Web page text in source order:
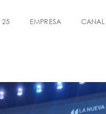
25 EMPRESA CANAL